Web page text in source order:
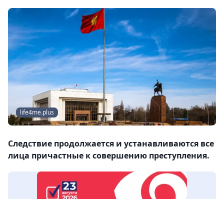
life4me.plus
Следствие продолжается и устанавливаются все
лица причастные к совершению преступления.